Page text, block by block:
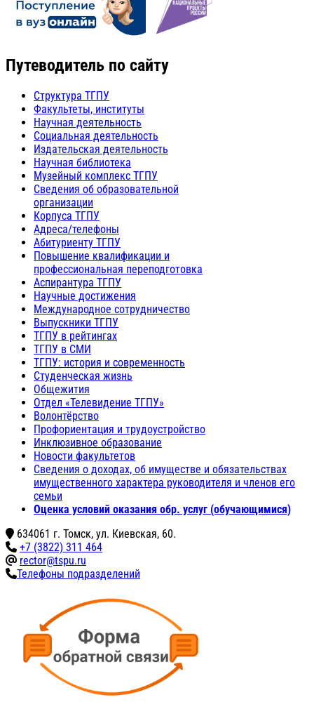
Путеводитель по сайту
Структура ТГПУ
Факультеты, институты
Научная деятельность
Социальная деятельность
Издательская деятельность
Научная библиотека
Музейный комплекс ТГПУ
Сведения об образовательной
организации
Корпуса ТГПУ
Адреса/телефоны
Абитуриенту ТГПУ
Повышение квалификации и
профессиональная переподготовка
Аспирантура ТГПУ
Научные достижения
Международное сотрудничество
Выпускники ТГПУ
ТГПУ в рейтингах
ТГПУ в СМИ
ТГПУ: история и современность
Студенческая жизнь
Общежития
Отдел «Телевидение ТГПУ»
Волонтёрство
Профориентация и трудоустройство
Инклюзивное образование
Новости факультетов
Сведения о доходах, об имуществе и обязательствах
имущественного характера руководителя и членов его
семьи
Оценка условий оказания обр. услуг (обучающимися)
634061 г. Томск, ул. Киевская, 60.
+7 (3822) 311 464
rector@tspu.ru
Телефоны подразделений